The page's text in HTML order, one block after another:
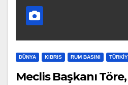
DÜNYA KIBRIS RUM BASINI
Meclis Başkanı